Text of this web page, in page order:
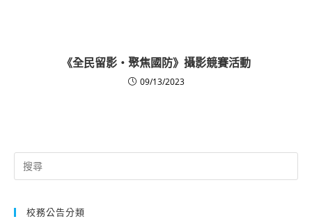
《全民留影‧聚焦國防》攝影競賽活動
09/13/2023
Search
for:
校務公告分類